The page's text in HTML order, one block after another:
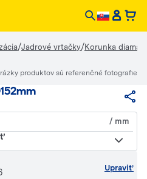
/Jadrové vrtačky/Korunka
/ mm
Upraviť
produktov sú referenčné fotografie